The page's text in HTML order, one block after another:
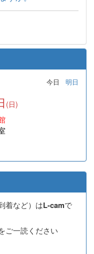
今日 明日
(日)
着など）はL-camで
ご一読ください